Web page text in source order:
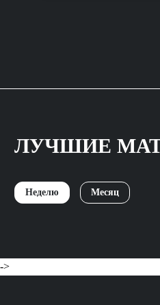
ЛУЧШИЕ
Неделю Месяц
->